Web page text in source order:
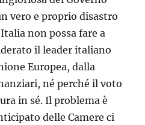
vero e proprio disastro
non possa fare a
il leader italiano
Europea, dalla
né perché il voto
in sé. Il problema è
delle Camere ci